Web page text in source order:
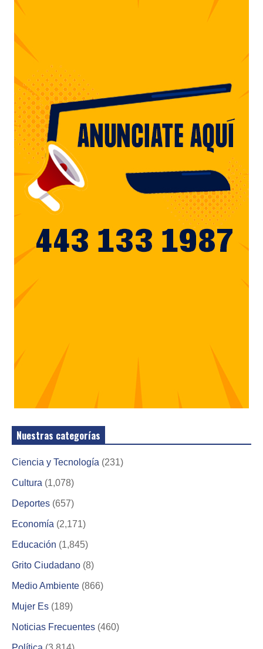
Nuestras categorías
Ciencia y Tecnología (231)
Cultura (1,078)
Deportes (657)
Economía (2,171)
Educación (1,845)
Grito Ciudadano (8)
Medio Ambiente (866)
Mujer Es (189)
Noticias Frecuentes (460)